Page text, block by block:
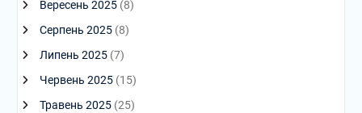
Вересень 2025(8)
Серпень 2025(8)
Липень 2025(7)
Червень 2025(15)
Травень 2025(25)